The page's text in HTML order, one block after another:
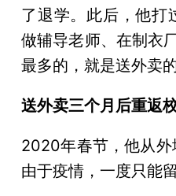
了退学。此后，他打
做辅导老师、在制衣
最多的，就是送外卖的
送外卖三个月后重返
2020年春节，他从外
由于疫情，一度只能